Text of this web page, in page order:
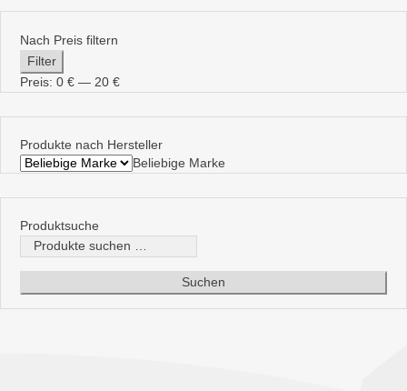
Nach Preis filtern
Min.
Preis
Max.
Preis
Filter
Preis:0 € — 20 €
Produkte nach Hersteller
Beliebige Marke
Produktsuche
Suchen
nach:
Suchen